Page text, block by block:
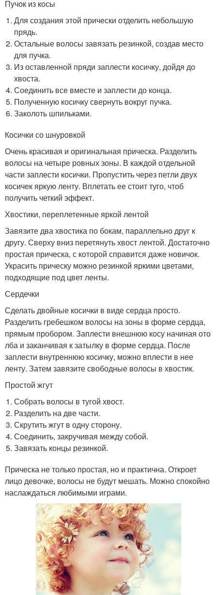
Пучок из косы
Для создания этой прически отделить небольшую
прядь.
Остальные волосы завязать резинкой, создав место
для пучка.
Из оставленной пряди заплести косичку, дойдя до
хвоста.
Соединить все вместе и заплести до конца.
Полученную косичку свернуть вокруг пучка.
Заколоть шпильками.
Косички со шнуровкой
Очень красивая и оригинальная прическа. Разделить
волосы на четыре ровных зоны. В каждой отдельной
части заплести косички. Пропустить через петли двух
косичек яркую ленту. Вплетать ее стоит туго, чтоб
получить четкий эффект.
Хвостики, переплетенные яркой лентой
Завязите два хвостика по бокам, параллельно друг к
другу. Сверху вниз перетянуть хвост лентой. Достаточно
простая прическа, с которой справится даже новичок.
Украсить прическу можно резинкой яркими цветами,
подходящие под цвет ленты.
Сердечки
Сделать двойные косички в виде сердца просто.
Разделить гребешком волосы на зоны в форме сердца,
прямым пробором. Заплести внешнюю косу начиная ото
лба и заканчивая к затылку в форме сердца. После
заплести внутреннюю косичку, можно вплести в нее
ленту. Затем завязите свободные волосы в хвостик.
Простой жгут
Собрать волосы в тугой хвост.
Разделить на две части.
Скрутить жгут в одну сторону.
Соединить, закручивая между собой.
Завязать концы резинкой.
Прическа не только простая, но и практична. Откроет
лицо девочке, волосы не будут мешать. Можно спокойно
наслаждаться любимыми играми.